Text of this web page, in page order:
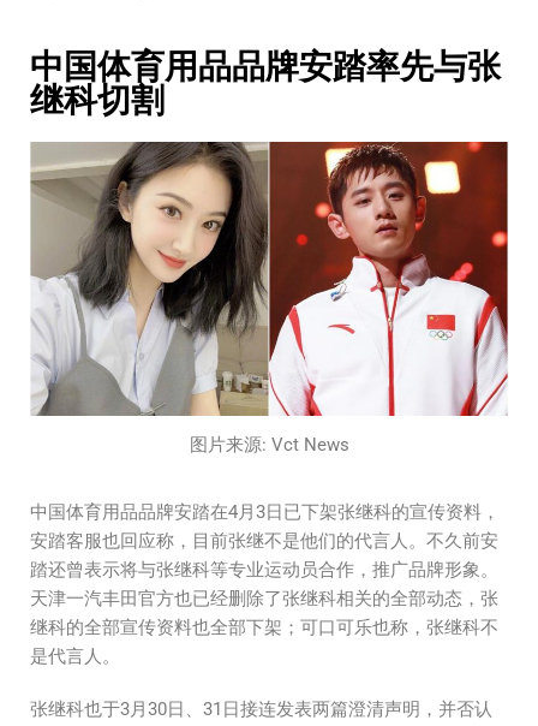
中国体育用品品牌安踏率先与张
继科切割
图片来源: Vct News
中国体育用品品牌安踏在4月3日已下架张继科的宣传资料，
安踏客服也回应称，目前张继不是他们的代言人。不久前安
踏还曾表示将与张继科等专业运动员合作，推广品牌形象。
天津一汽丰田官方也已经删除了张继科相关的全部动态，张
继科的全部宣传资料也全部下架；可口可乐也称，张继科不
是代言人。
张继科也于3月30日、31日接连发表两篇澄清声明，并否认